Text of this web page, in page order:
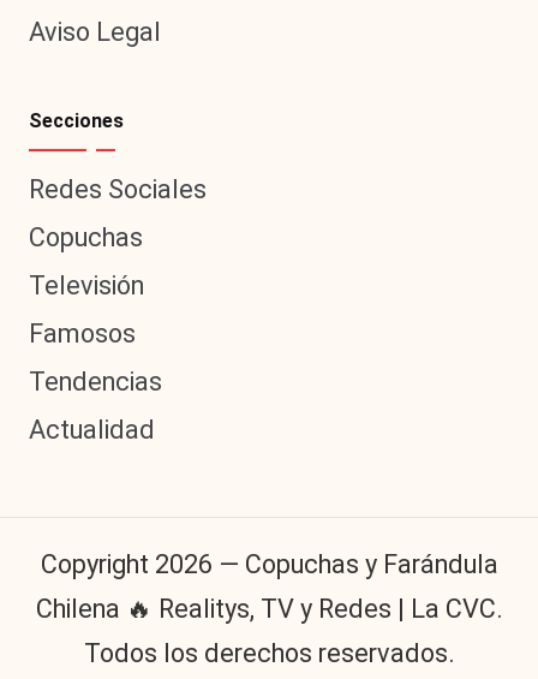
Aviso Legal
Secciones
Redes Sociales
Copuchas
Televisión
Famosos
Tendencias
Actualidad
Copyright 2026 — Copuchas y Farándula
Chilena 🔥 Realitys, TV y Redes | La CVC.
Todos los derechos reservados.